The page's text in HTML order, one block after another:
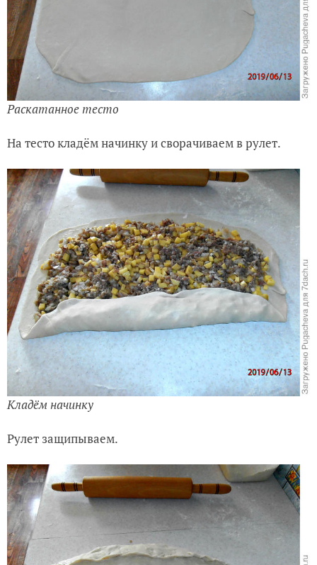
Раскатанное тесто
На тесто кладём начинку и сворачиваем в рулет.
Кладём начинку
Рулет защипываем.